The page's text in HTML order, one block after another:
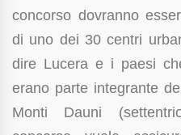
concorso dovranno
di uno dei 30 centri
dire Lucera e i paesi
erano parte integrante
Monti Dauni